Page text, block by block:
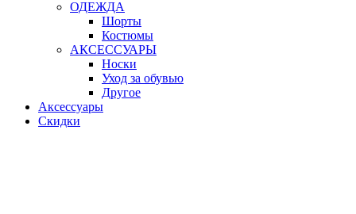
ОДЕЖДА
Шорты
Костюмы
АКСЕССУАРЫ
Носки
Уход за обувью
Другое
Аксессуары
Скидки